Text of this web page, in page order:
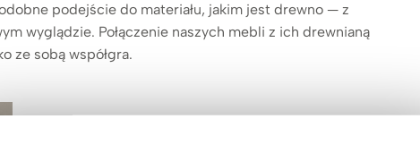
podejście do materiału, jakim jest drewno — z
wyglądzie. Połączenie naszych mebli z ich drewnianą
ze sobą współgra.